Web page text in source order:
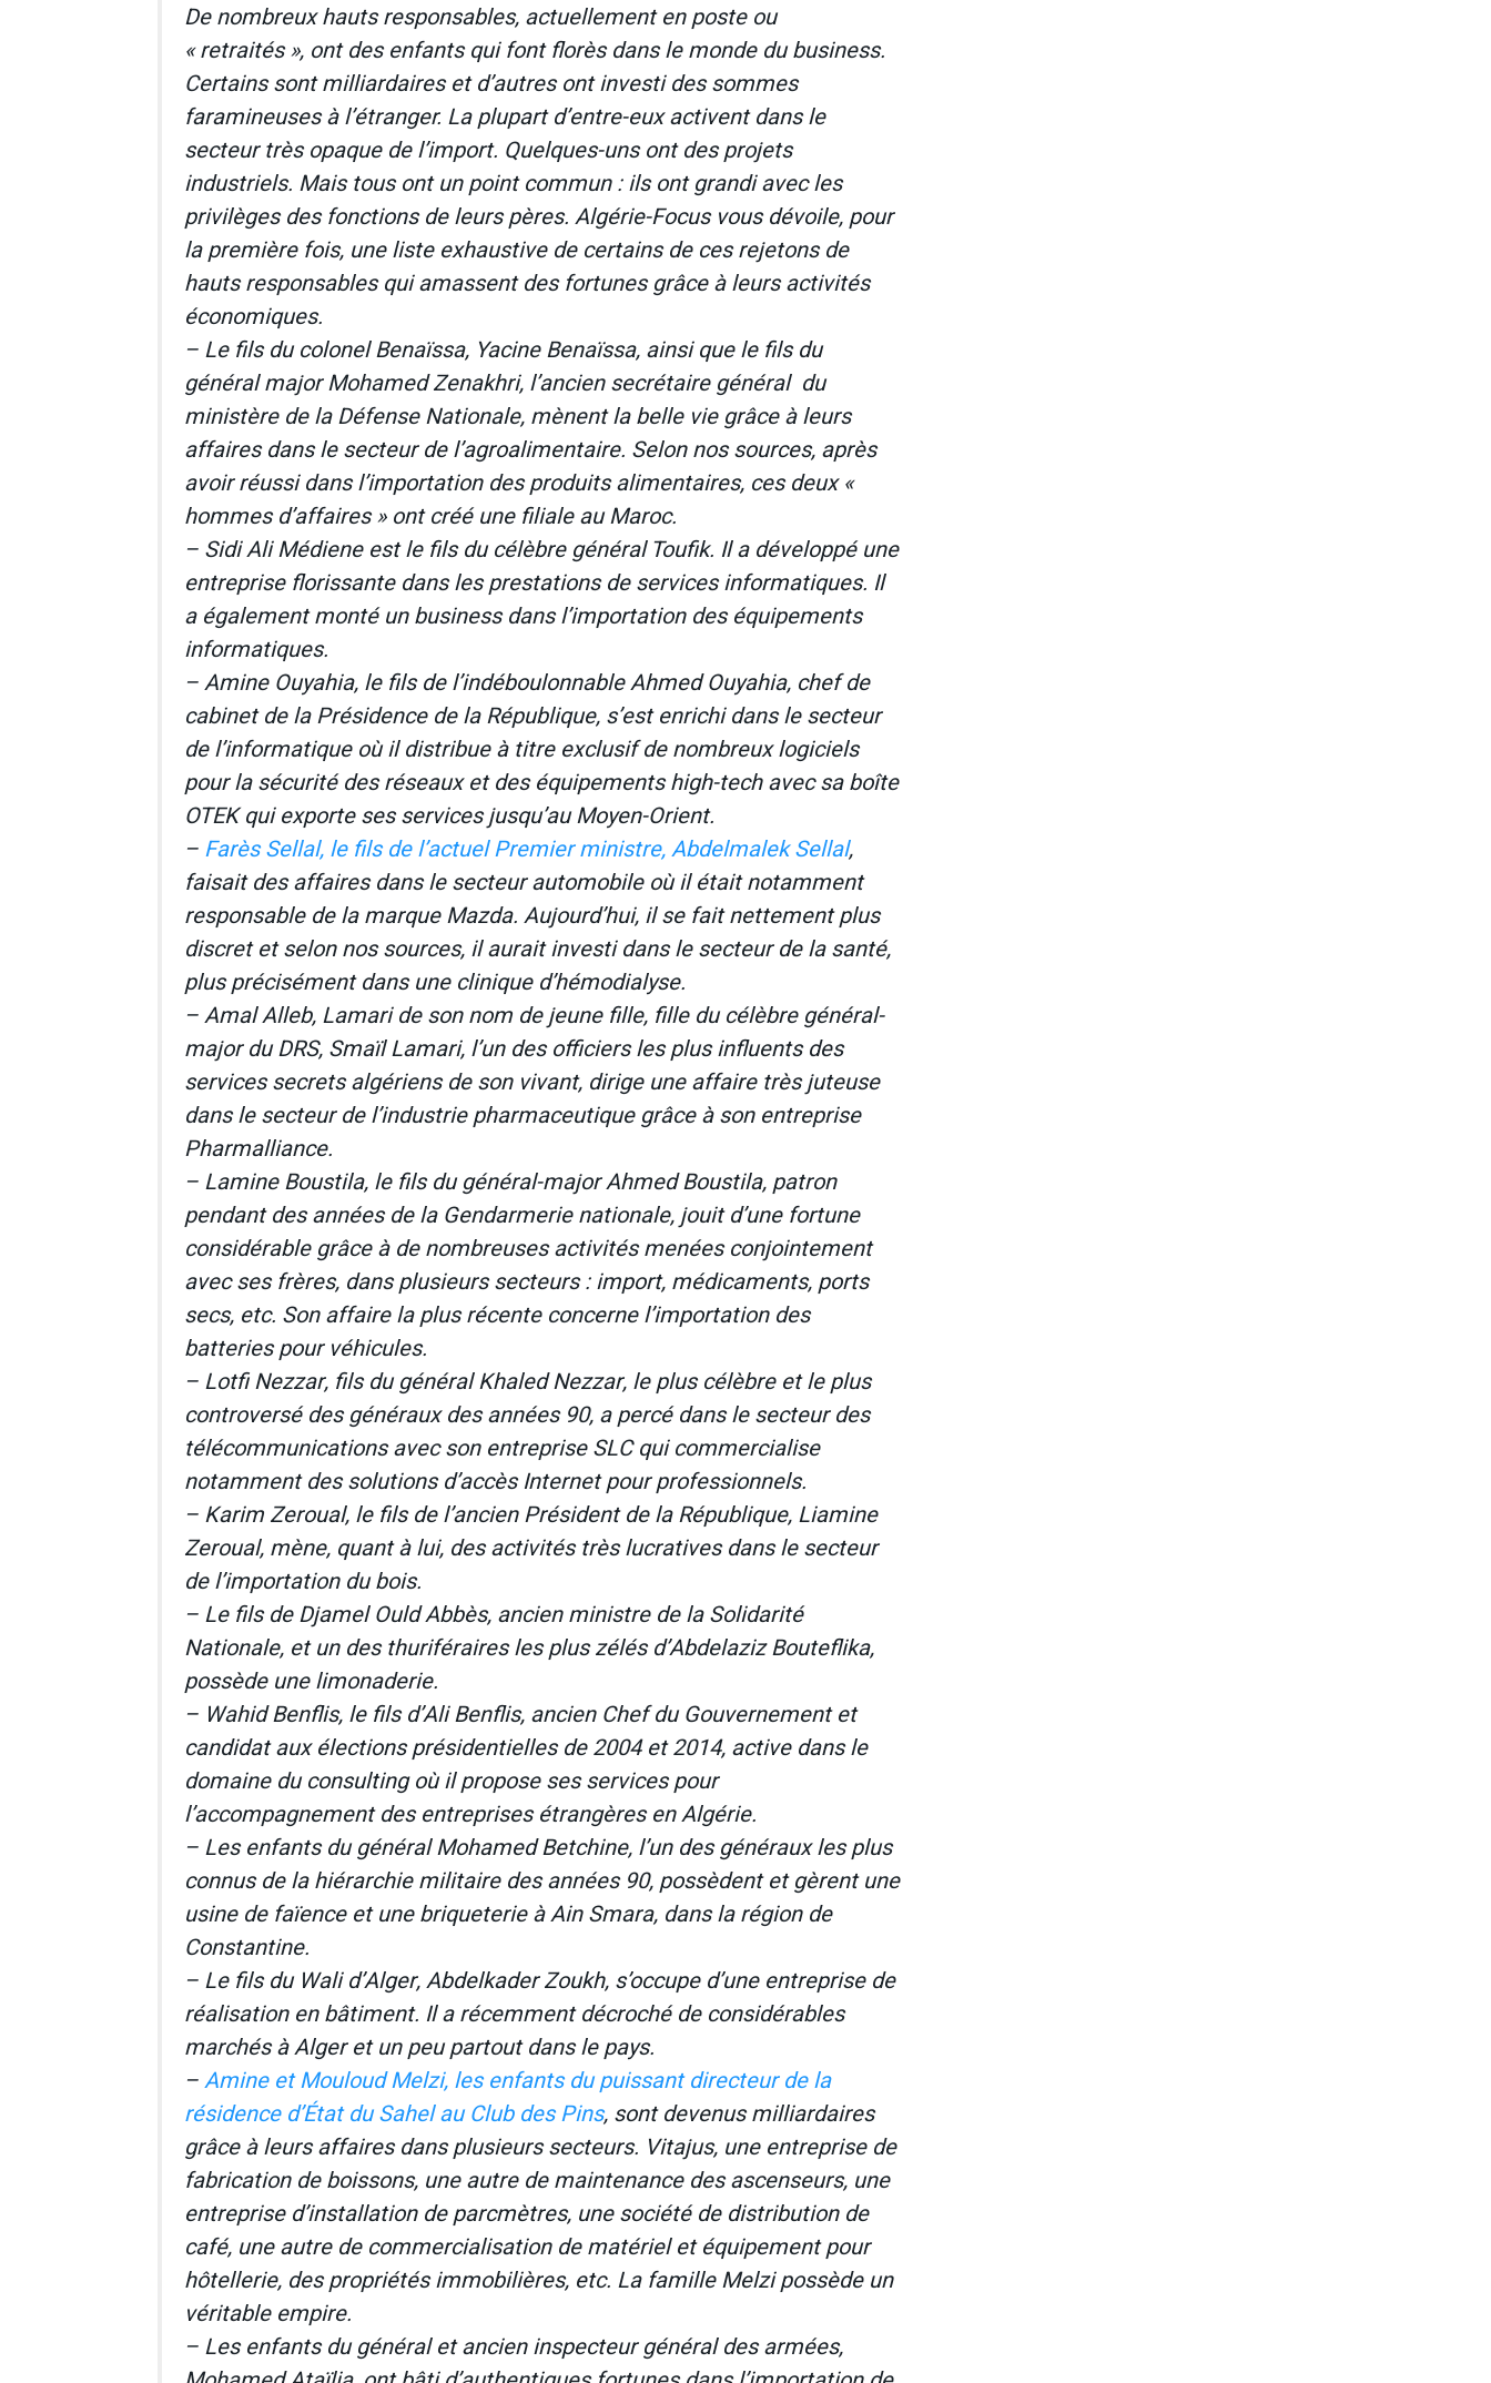
De nombreux hauts responsables, actuellement en poste ou
« retraités », ont des enfants qui font florès dans le monde du business.
Certains sont milliardaires et d’autres ont investi des sommes
faramineuses à l’étranger. La plupart d’entre-eux activent dans le
secteur très opaque de l’import. Quelques-uns ont des projets
industriels. Mais tous ont un point commun : ils ont grandi avec les
privilèges des fonctions de leurs pères. Algérie-Focus vous dévoile, pour
la première fois, une liste exhaustive de certains de ces rejetons de
hauts responsables qui amassent des fortunes grâce à leurs activités
économiques.
– Le fils du colonel Benaïssa, Yacine Benaïssa, ainsi que le fils du
général major Mohamed Zenakhri, l’ancien secrétaire général du
ministère de la Défense Nationale, mènent la belle vie grâce à leurs
affaires dans le secteur de l’agroalimentaire. Selon nos sources, après
avoir réussi dans l’importation des produits alimentaires, ces deux «
hommes d’affaires » ont créé une filiale au Maroc.
– Sidi Ali Médiene est le fils du célèbre général Toufik. Il a développé une
entreprise florissante dans les prestations de services informatiques. Il
a également monté un business dans l’importation des équipements
informatiques.
– Amine Ouyahia, le fils de l’indéboulonnable Ahmed Ouyahia, chef de
cabinet de la Présidence de la République, s’est enrichi dans le secteur
de l’informatique où il distribue à titre exclusif de nombreux logiciels
pour la sécurité des réseaux et des équipements high-tech avec sa boîte
OTEK qui exporte ses services jusqu’au Moyen-Orient.
– Farès Sellal, le fils de l’actuel Premier ministre, Abdelmalek Sellal,
faisait des affaires dans le secteur automobile où il était notamment
responsable de la marque Mazda. Aujourd’hui, il se fait nettement plus
discret et selon nos sources, il aurait investi dans le secteur de la santé,
plus précisément dans une clinique d’hémodialyse.
– Amal Alleb, Lamari de son nom de jeune fille, fille du célèbre général-
major du DRS, Smaïl Lamari, l’un des officiers les plus influents des
services secrets algériens de son vivant, dirige une affaire très juteuse
dans le secteur de l’industrie pharmaceutique grâce à son entreprise
Pharmalliance.
– Lamine Boustila, le fils du général-major Ahmed Boustila, patron
pendant des années de la Gendarmerie nationale, jouit d’une fortune
considérable grâce à de nombreuses activités menées conjointement
avec ses frères, dans plusieurs secteurs : import, médicaments, ports
secs, etc. Son affaire la plus récente concerne l’importation des
batteries pour véhicules.
– Lotfi Nezzar, fils du général Khaled Nezzar, le plus célèbre et le plus
controversé des généraux des années 90, a percé dans le secteur des
télécommunications avec son entreprise SLC qui commercialise
notamment des solutions d’accès Internet pour professionnels.
– Karim Zeroual, le fils de l’ancien Président de la République, Liamine
Zeroual, mène, quant à lui, des activités très lucratives dans le secteur
de l’importation du bois.
– Le fils de Djamel Ould Abbès, ancien ministre de la Solidarité
Nationale, et un des thuriféraires les plus zélés d’Abdelaziz Bouteflika,
possède une limonaderie.
– Wahid Benflis, le fils d’Ali Benflis, ancien Chef du Gouvernement et
candidat aux élections présidentielles de 2004 et 2014, active dans le
domaine du consulting où il propose ses services pour
l’accompagnement des entreprises étrangères en Algérie.
– Les enfants du général Mohamed Betchine, l’un des généraux les plus
connus de la hiérarchie militaire des années 90, possèdent et gèrent une
usine de faïence et une briqueterie à Ain Smara, dans la région de
Constantine.
– Le fils du Wali d’Alger, Abdelkader Zoukh, s’occupe d’une entreprise de
réalisation en bâtiment. Il a récemment décroché de considérables
marchés à Alger et un peu partout dans le pays.
–Amine et Mouloud Melzi, les enfants du puissant directeur de la
résidence d’État du Sahel au Club des Pins, sont devenus milliardaires
grâce à leurs affaires dans plusieurs secteurs. Vitajus, une entreprise de
fabrication de boissons, une autre de maintenance des ascenseurs, une
entreprise d’installation de parcmètres, une société de distribution de
café, une autre de commercialisation de matériel et équipement pour
hôtellerie, des propriétés immobilières, etc. La famille Melzi possède un
véritable empire.
– Les enfants du général et ancien inspecteur général des armées,